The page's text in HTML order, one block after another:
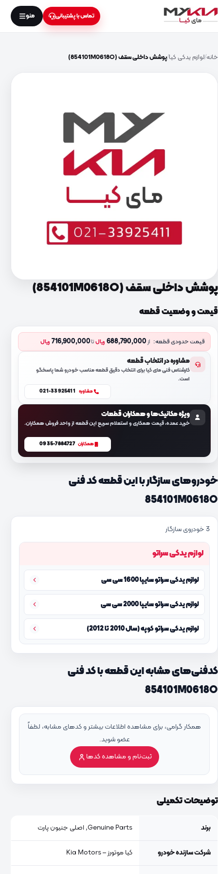
تماس با پشتیبانی منو
خانه لوازم یدکی کیا پوشش داخلی سقف (854101M0618O)
پوشش داخلی سقف (854101M0618O)
قیمت و وضعیت قطعه
قیمت حدودی قطعه: از688,790,000 ریالتا716,900,000 ریال
مشاوره در انتخاب قطعه
کارشناس فنی مای کیا برای انتخاب دقیق قطعه مناسب خودرو شما پاسخگو
است.
مشاوره 021-33925411
ویژه مکانیک‌ها و همکاران قطعات
خرید عمده، قیمت همکاری و استعلام سریع این قطعه از واحد فروش همکاران.
همکاران 0935-7884727
خودروهای سازگار با این قطعه کد فنی
854101M0618O
3 خودروی سازگار
لوازم یدکی سراتو
لوازم یدکی سراتو سایپا 1600 سی سی
لوازم یدکی سراتو سایپا 2000 سی سی
لوازم یدکی سراتو کوپه (سال 2010 تا 2012)
کدفنی‌های مشابه این قطعه با کد فنی
854101M0618O
همکار گرامی، برای مشاهده اطلاعات بیشتر و کدهای مشابه، لطفاً
عضو شوید.
ثبت‌نام و مشاهده کدها
توضیحات تکمیلی
برند Genuine Parts, اصلی جنیون پارت
شرکت سازنده خودرو کیا موتورز – Kia Motors